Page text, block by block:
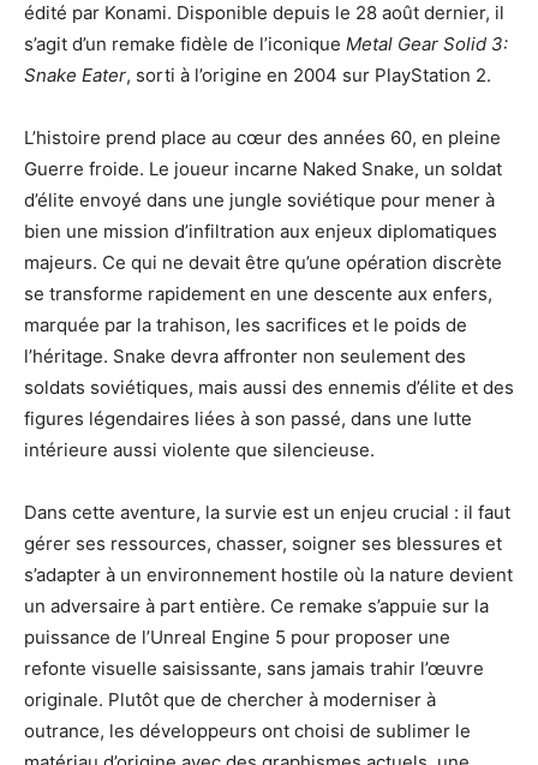
édité par Konami. Disponible depuis le 28 août dernier, il
s’agit d’un remake fidèle de l’iconique Metal Gear Solid 3:
Snake Eater, sorti à l’origine en 2004 sur PlayStation 2.
L’histoire prend place au cœur des années 60, en pleine
Guerre froide. Le joueur incarne Naked Snake, un soldat
d’élite envoyé dans une jungle soviétique pour mener à
bien une mission d’infiltration aux enjeux diplomatiques
majeurs. Ce qui ne devait être qu’une opération discrète
se transforme rapidement en une descente aux enfers,
marquée par la trahison, les sacrifices et le poids de
l’héritage. Snake devra affronter non seulement des
soldats soviétiques, mais aussi des ennemis d’élite et des
figures légendaires liées à son passé, dans une lutte
intérieure aussi violente que silencieuse.
Dans cette aventure, la survie est un enjeu crucial : il faut
gérer ses ressources, chasser, soigner ses blessures et
s’adapter à un environnement hostile où la nature devient
un adversaire à part entière. Ce remake s’appuie sur la
puissance de l’Unreal Engine 5 pour proposer une
refonte visuelle saisissante, sans jamais trahir l’œuvre
originale. Plutôt que de chercher à moderniser à
outrance, les développeurs ont choisi de sublimer le